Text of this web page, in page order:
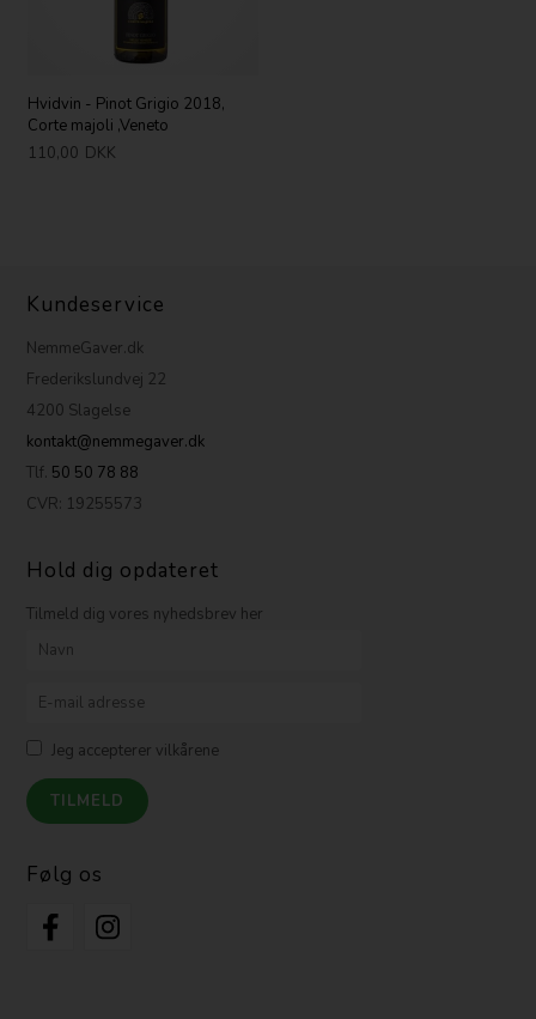
Hvidvin - Pinot Grigio 2018,
Corte majoli ,Veneto
110,00 DKK
Kundeservice
NemmeGaver.dk
Frederikslundvej 22
4200 Slagelse
kontakt@nemmegaver.dk
Tlf. 50 50 78 88
CVR: 19255573
Hold dig opdateret
Tilmeld dig vores nyhedsbrev her
Jeg accepterer vilkårene
Følg os